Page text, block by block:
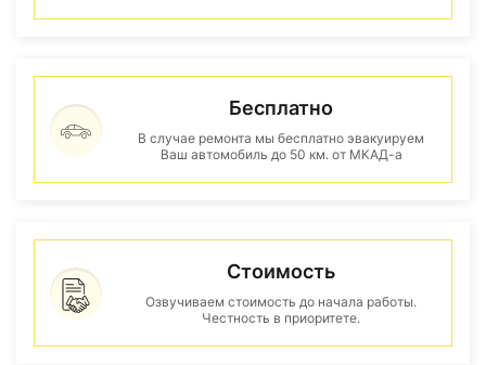
Бесплатно
В случае ремонта мы бесплатно эвакуируем
Ваш автомобиль до 50 км. от МКАД-а
Стоимость
Озвучиваем стоимость до начала работы.
Честность в приоритете.